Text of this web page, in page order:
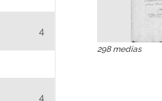
Organisme
4
Période
4
298 medias